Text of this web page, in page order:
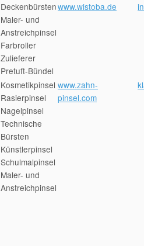
Deckenbürsten
Maler- und
Anstreichpinsel
Farbroller
Zulieferer
Pretuft-Bündel
www.wistoba.de
Kosmetikpinsel
Rasierpinsel
Nagelpinsel
Technische
Bürsten
Künstlerpinsel
Schulmalpinsel
Maler- und
Anstreichpinsel
www.zahn-
pinsel.com